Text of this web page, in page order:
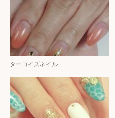
ターコイズネイル